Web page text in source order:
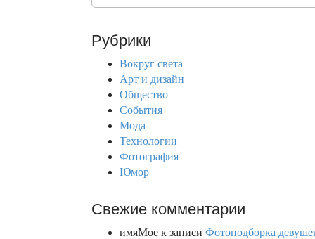
o
n
c
Рубрики
Вокруг света
Арт и дизайн
Общество
События
Мода
Технологии
Фотография
Юмор
Свежие комментарии
имяМое к записи Фотоподборка